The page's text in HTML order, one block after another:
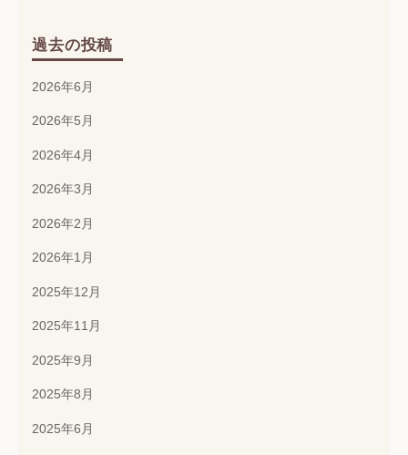
過去の投稿
2026年6月
2026年5月
2026年4月
2026年3月
2026年2月
2026年1月
2025年12月
2025年11月
2025年9月
2025年8月
2025年6月